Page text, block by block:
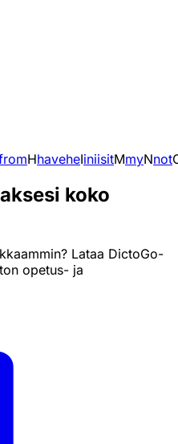
HhaveheIiniisitMmyNnot
koko
Lataa DictoGo-
opetus- ja